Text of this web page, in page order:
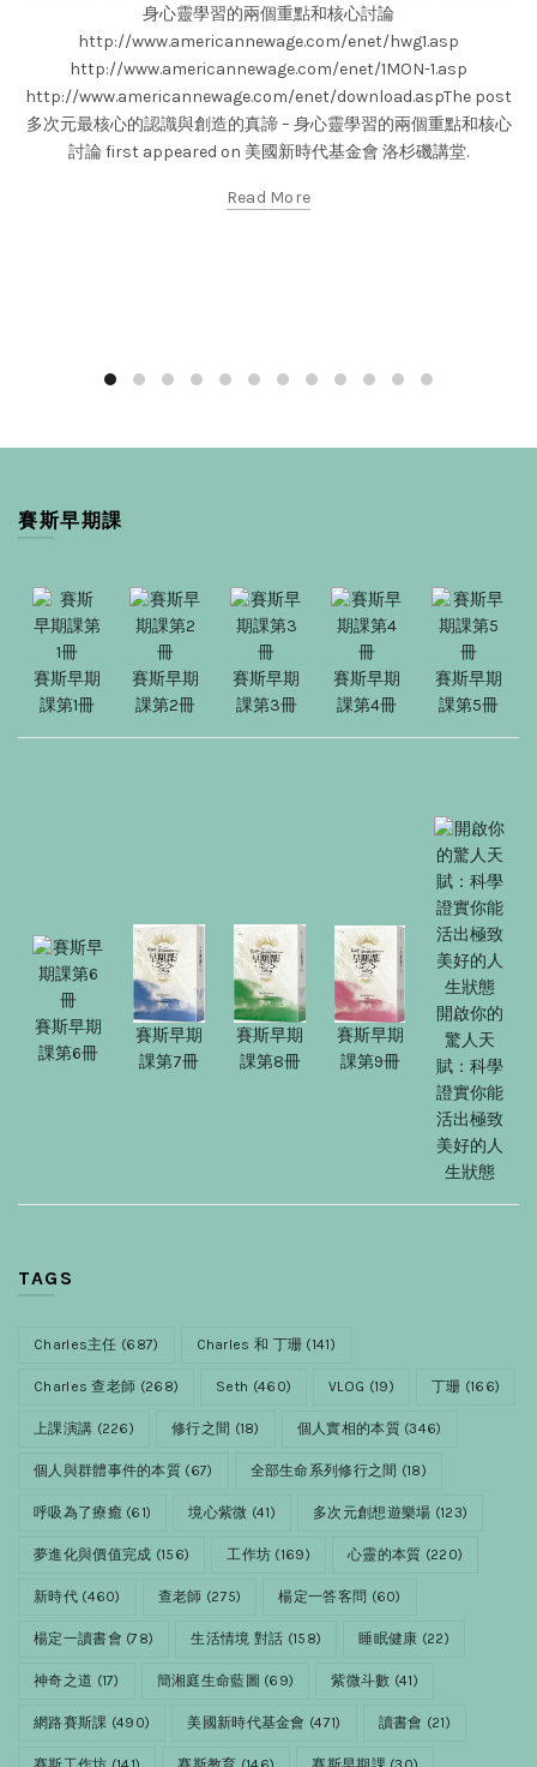
身心靈學習的兩個重點和核心討論
http://www.americannewage.com/enet/hwg1.asp
http://www.americannewage.com/enet/1MON-1.asp
http://www.americannewage.com/enet/download.aspThe post
多次元最核心的認識與創造的真諦 – 身心靈學習的兩個重點和核心
討論 first appeared on 美國新時代基金會 洛杉磯講堂.
Read More
賽斯早期課
賽斯早期
課第1冊
賽斯早期
課第2冊
賽斯早期
課第3冊
賽斯早期
課第4冊
賽斯早期
課第5冊
賽斯早期
課第6冊
賽斯早期
課第7冊
賽斯早期
課第8冊
賽斯早期
課第9冊
開啟你的
驚人天
賦：科學
證實你能
活出極致
美好的人
生狀態
TAGS
Charles主任 (687) Charles 和 丁珊 (141)
Charles 查老師 (268) Seth (460) VLOG (19) 丁珊 (166)
上課演講 (226) 修行之間 (18) 個人實相的本質(346)
個人與群體事件的本質 (67) 全部生命系列修行之間 (18)
呼吸為了療癒 (61) 境心紫微 (41) 多次元創想遊樂場 (123)
夢進化與價值完成 (156) 工作坊 (169) 心靈的本質 (220)
新時代(460) 查老師 (275) 楊定一答客問 (60)
楊定一讀書會 (78) 生活情境 對話 (158) 睡眠健康 (22)
神奇之道 (17) 簡湘庭生命藍圖 (69) 紫微斗數 (41)
網路賽斯課 (490) 美國新時代基金會 (471) 讀書會 (21)